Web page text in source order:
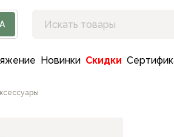
Новинки Скидки